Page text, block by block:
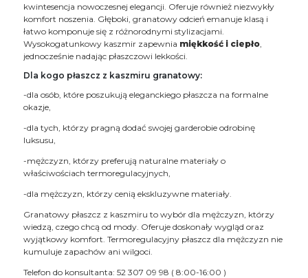
kwintesencja nowoczesnej elegancji. Oferuje również niezwykły
komfort noszenia. Głęboki, granatowy odcień emanuje klasą i
łatwo komponuje się z różnorodnymi stylizacjami.
Wysokogatunkowy kaszmir zapewnia miękkość i ciepło
jednocześnie nadając płaszczowi lekkości.
Dla kogo płaszcz z kaszmiru granatowy:
-dla osób, które poszukują eleganckiego płaszcza na formalne
okazje,
-dla tych, którzy pragną dodać swojej garderobie odrobinę
luksusu,
-mężczyzn, którzy preferują naturalne materiały o
właściwościach termoregulacyjnych,
-dla mężczyzn, którzy cenią ekskluzywne materiały.
Granatowy płaszcz z kaszmiru to wybór dla mężczyzn, którzy
wiedzą, czego chcą od mody. Oferuje doskonały wygląd oraz
wyjątkowy komfort. Termoregulacyjny płaszcz dla mężczyzn nie
kumuluje zapachów ani wilgoci.
Telefon do konsultanta: 52 307 09 98 ( 8:00-16:00 )